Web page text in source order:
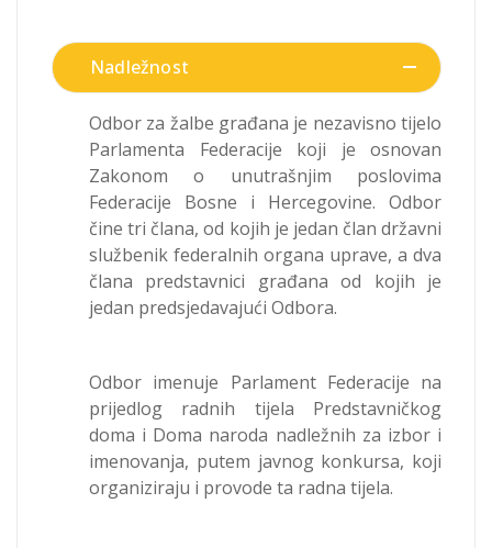
Nadležnost
Odbor za žalbe građana je nezavisno tijelo
Parlamenta Federacije koji je osnovan
Zakonom o unutrašnjim poslovima
Federacije Bosne i Hercegovine. Odbor
čine tri člana, od kojih je jedan član državni
službenik federalnih organa uprave, a dva
člana predstavnici građana od kojih je
jedan predsjedavajući Odbora.
Odbor imenuje Parlament Federacije na
prijedlog radnih tijela Predstavničkog
doma i Doma naroda nadležnih za izbor i
imenovanja, putem javnog konkursa, koji
organiziraju i provode ta radna tijela.